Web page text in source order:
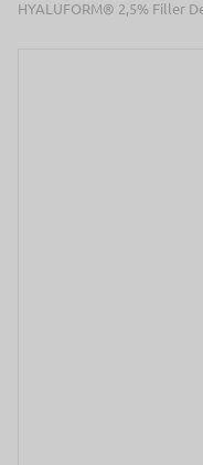
HYALUFORM® 2,5% Filler